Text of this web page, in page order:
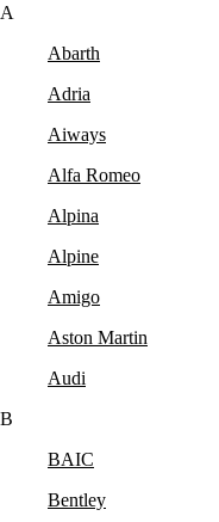
A
Abarth
Adria
Aiways
Alfa Romeo
Alpina
Alpine
Amigo
Aston Martin
Audi
B
BAIC
Bentley